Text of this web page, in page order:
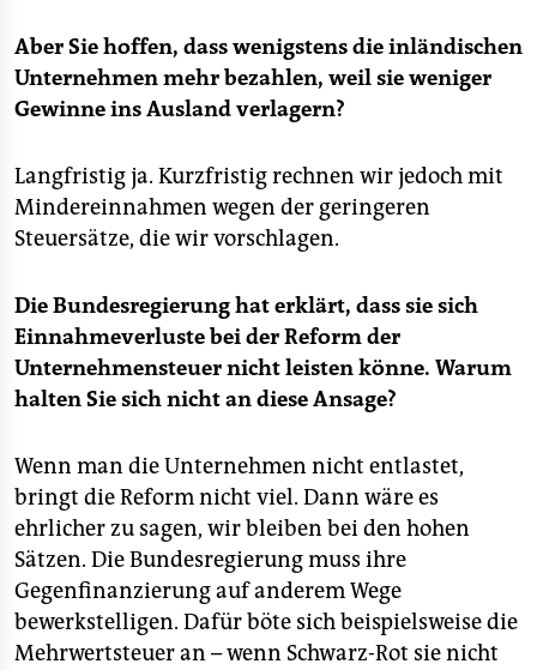
Aber Sie hoffen, dass wenigstens die inländischen
Unternehmen mehr bezahlen, weil sie weniger
Gewinne ins Ausland verlagern?
Langfristig ja. Kurzfristig rechnen wir jedoch mit
Mindereinnahmen wegen der geringeren
Steuersätze, die wir vorschlagen.
Die Bundesregierung hat erklärt, dass sie sich
Einnahmeverluste bei der Reform der
Unternehmensteuer nicht leisten könne. Warum
halten Sie sich nicht an diese Ansage?
Wenn man die Unternehmen nicht entlastet,
bringt die Reform nicht viel. Dann wäre es
ehrlicher zu sagen, wir bleiben bei den hohen
Sätzen. Die Bundesregierung muss ihre
Gegenfinanzierung auf anderem Wege
bewerkstelligen. Dafür böte sich beispielsweise die
Mehrwertsteuer an – wenn Schwarz-Rot sie nicht